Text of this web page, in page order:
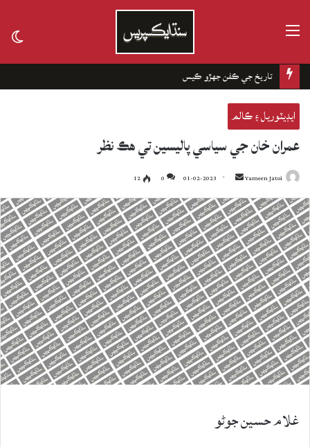
چانهه جا باغ
ايڊيٽوريل ۽ ڪالم
عمران خان جي سياسي پاليسين تي هڪ نظر
Yameen Jatoi
Send
an
email
01-02-2023
0
12
غلام حسين جوڻو